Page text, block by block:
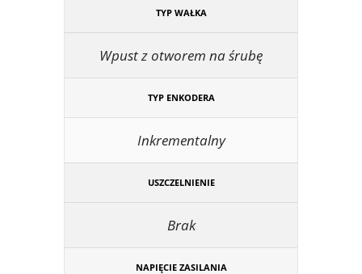
TYP WAŁKA
Wpust z otworem na śrubę
TYP ENKODERA
Inkrementalny
USZCZELNIENIE
Brak
NAPIĘCIE ZASILANIA